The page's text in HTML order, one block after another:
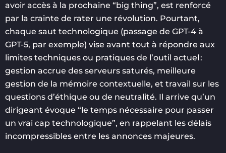
avoir accès à la prochaine “big thing”, est renforcé
par la crainte de rater une révolution. Pourtant,
chaque saut technologique (passage de GPT-4 à
GPT-5, par exemple) vise avant tout à répondre aux
limites techniques ou pratiques de l’outil actuel :
gestion accrue des serveurs saturés, meilleure
gestion de la mémoire contextuelle, et travail sur les
questions d’éthique ou de neutralité. Il arrive qu’un
dirigeant évoque “le temps nécessaire pour passer
un vrai cap technologique”, en rappelant les délais
incompressibles entre les annonces majeures.